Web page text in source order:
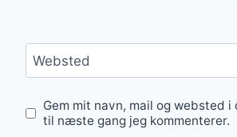
Websted
Gem mit navn, mail og websted
til næste gang jeg kommenterer.